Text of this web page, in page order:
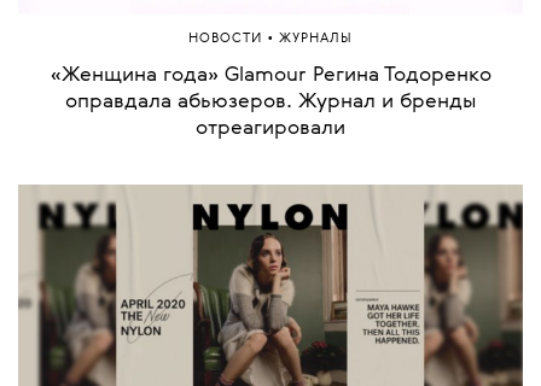
НОВОСТИ • ЖУРНАЛЫ
«Женщина года» Glamour Регина Тодоренко
оправдала абьюзеров. Журнал и бренды
отреагировали